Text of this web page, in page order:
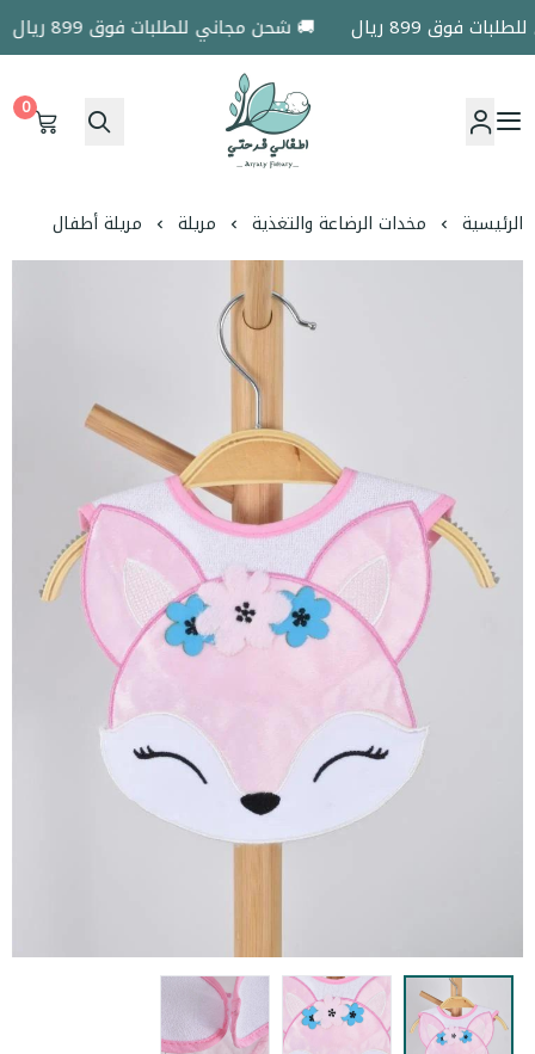
فوق 899 ريال 🚚 شحن مجاني للطلبات فوق 899 ريال
اطفالي فرحتي
0
الرئيسية مخدات الرضاعة والتغذية مريلة مريلة أطفال